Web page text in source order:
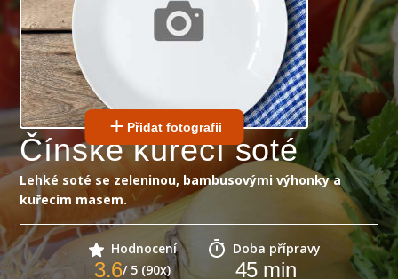
Přidat fotografii
Čínské kuřecí soté
Lehké soté se zeleninou, bambusovými výhonky a
kuřecím masem.
Hodnocení
3.6/ 5 (90x)
Doba přípravy
45min